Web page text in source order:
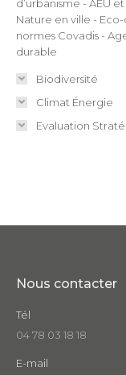
d’urbanisme - AEU
Nature en ville -
normes Covadis -
durable
Biodiversité
Climat Énergie
Evaluation
Nous contacter
Tél
04 78 03 18 18
E-mail